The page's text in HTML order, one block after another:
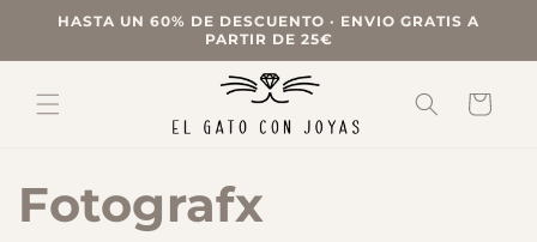
directamente
HASTA UN 60% DE DESCUENTO · ENVIO GRATIS A
PARTIR DE 25€
Carrito
Fotografx